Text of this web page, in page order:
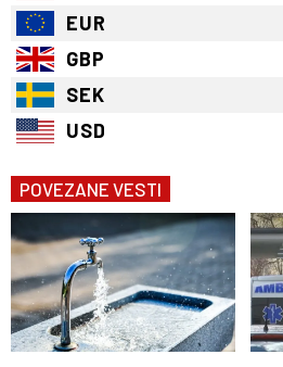
EUR
GBP
SEK
USD
POVEZANE VESTI